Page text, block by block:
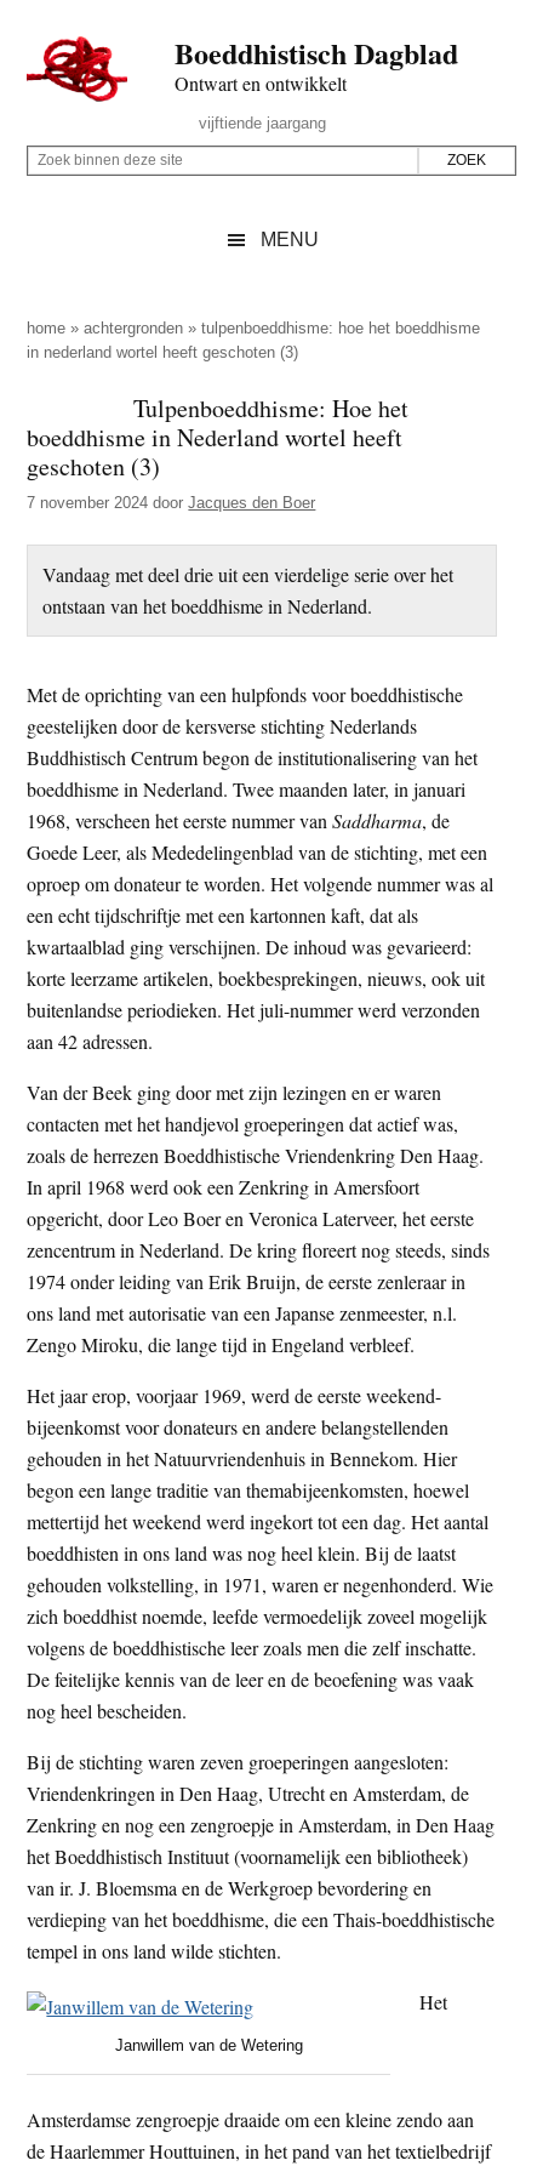
naar
de
inhoud
secondary
naar
de
sidebar
naar
de
Boeddhistisch Dagblad
Ontwart en ontwikkelt
Rechts
vijftiende jaargang
Z
p
d
z
e
s
i
Z
i
n
n
d
e
z
i
e
MENU
home »achtergronden »tulpenboeddhisme: hoe het boeddhisme
in nederland wortel heeft geschoten (3)
Tulpenboeddhisme: Hoe het
boeddhisme in Nederland wortel heeft
geschoten (3)
7 november 2024 doorJacques den Boer
Vandaag met deel drie uit een vierdelige serie over het
ontstaan van het boeddhisme in Nederland.
Met de oprichting van een hulpfonds voor boeddhistische
geestelijken door de kersverse stichting Nederlands
Buddhistisch Centrum begon de institutionalisering van het
boeddhisme in Nederland. Twee maanden later, in januari
1968, verscheen het eerste nummer vanSaddharma, de
Goede Leer, als Mededelingenblad van de stichting, met een
oproep om donateur te worden. Het volgende nummer was al
een echt tijdschriftje met een kartonnen kaft, dat als
kwartaalblad ging verschijnen. De inhoud was gevarieerd:
korte leerzame artikelen, boekbesprekingen, nieuws, ook uit
buitenlandse periodieken. Het juli-nummer werd verzonden
aan 42 adressen.
Van der Beek ging door met zijn lezingen en er waren
contacten met het handjevol groeperingen dat actief was,
zoals de herrezen Boeddhistische Vriendenkring Den Haag.
In april 1968 werd ook een Zenkring in Amersfoort
opgericht, door Leo Boer en Veronica Laterveer, het eerste
zencentrum in Nederland. De kring floreert nog steeds, sinds
1974 onder leiding van Erik Bruijn, de eerste zenleraar in
ons land met autorisatie van een Japanse zenmeester, n.l.
Zengo Miroku, die lange tijd in Engeland verbleef.
Het jaar erop, voorjaar 1969, werd de eerste weekend-
bijeenkomst voor donateurs en andere belangstellenden
gehouden in het Natuurvriendenhuis in Bennekom. Hier
begon een lange traditie van themabijeenkomsten, hoewel
mettertijd het weekend werd ingekort tot een dag. Het aantal
boeddhisten in ons land was nog heel klein. Bij de laatst
gehouden volkstelling, in 1971, waren er negenhonderd. Wie
zich boeddhist noemde, leefde vermoedelijk zoveel mogelijk
volgens de boeddhistische leer zoals men die zelf inschatte.
De feitelijke kennis van de leer en de beoefening was vaak
nog heel bescheiden.
Bij de stichting waren zeven groeperingen aangesloten:
Vriendenkringen in Den Haag, Utrecht en Amsterdam, de
Zenkring en nog een zengroepje in Amsterdam, in Den Haag
het Boeddhistisch Instituut (voornamelijk een bibliotheek)
van ir. J. Bloemsma en de Werkgroep bevordering en
verdieping van het boeddhisme, die een Thais-boeddhistische
tempel in ons land wilde stichten.
Janwillem van de Wetering
Het
Amsterdamse zengroepje draaide om een kleine zendo aan
de Haarlemmer Houttuinen, in het pand van het textielbedrijf